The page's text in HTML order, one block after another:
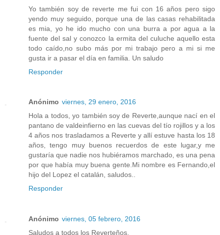
Yo también soy de reverte me fui con 16 años pero sigo
yendo muy seguido, porque una de las casas rehabilitada
es mia, yo he ido mucho con una burra a por agua a la
fuente del sal y conozco la ermita del culuche aquello esta
todo caído,no subo más por mi trabajo pero a mi si me
gusta ir a pasar el día en familia. Un saludo
Responder
Anónimo viernes, 29 enero, 2016
Hola a todos, yo también soy de Reverte,aunque nací en el
pantano de valdeinfierno en las cuevas del tío rojillos y a los
4 años nos trasladamos a Reverte y allí estuve hasta los 18
años, tengo muy buenos recuerdos de este lugar,y me
gustaría que nadie nos hubiéramos marchado, es una pena
por que había muy buena gente.Mi nombre es Fernando,el
hijo del Lopez el catalán, saludos..
Responder
Anónimo viernes, 05 febrero, 2016
Saludos a todos los Reverteños.